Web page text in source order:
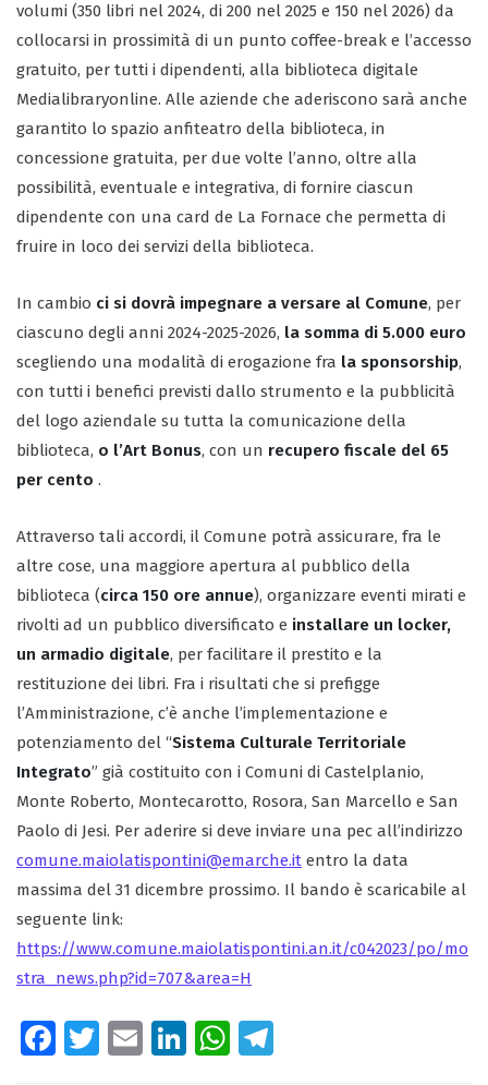
volumi (350 libri nel 2024, di 200 nel 2025 e 150 nel 2026) da
collocarsi in prossimità di un punto coffee-break e l’accesso
gratuito, per tutti i dipendenti, alla biblioteca digitale
Medialibraryonline. Alle aziende che aderiscono sarà anche
garantito lo spazio anfiteatro della biblioteca, in
concessione gratuita, per due volte l’anno, oltre alla
possibilità, eventuale e integrativa, di fornire ciascun
dipendente con una card de La Fornace che permetta di
fruire in loco dei servizi della biblioteca.
In cambio ci si dovrà impegnare a versare al Comune, per
ciascuno degli anni 2024-2025-2026, la somma di 5.000 euro
scegliendo una modalità di erogazione fra la sponsorship,
con tutti i benefici previsti dallo strumento e la pubblicità
del logo aziendale su tutta la comunicazione della
biblioteca, o l’Art Bonus, con un recupero fiscale del 65
per cento .
Attraverso tali accordi, il Comune potrà assicurare, fra le
altre cose, una maggiore apertura al pubblico della
biblioteca (circa 150 ore annue), organizzare eventi mirati e
rivolti ad un pubblico diversificato e installare un locker,
un armadio digitale, per facilitare il prestito e la
restituzione dei libri. Fra i risultati che si prefigge
l’Amministrazione, c’è anche l’implementazione e
potenziamento del “Sistema Culturale Territoriale
Integrato” già costituito con i Comuni di Castelplanio,
Monte Roberto, Montecarotto, Rosora, San Marcello e San
Paolo di Jesi. Per aderire si deve inviare una pec all’indirizzo
comune.maiolatispontini@emarche.it entro la data
massima del 31 dicembre prossimo. Il bando è scaricabile al
seguente link:
https://www.comune.maiolatispontini.an.it/c042023/po/mo
stra_news.php?id=707&area=H
Fa T E Li W